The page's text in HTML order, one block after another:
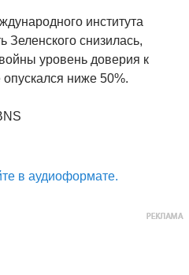
института
Зеленского снизилась,
уровень доверия к
ниже 50%.
в аудиоформате.